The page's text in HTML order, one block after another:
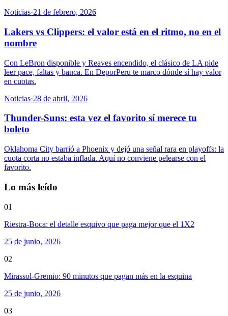
Noticias·21 de febrero, 2026
Lakers vs Clippers: el valor está en el ritmo, no en el
nombre
Con LeBron disponible y Reaves encendido, el clásico de LA pide
leer pace, faltas y banca. En DeporPeru te marco dónde sí hay valor
en cuotas.
Noticias·28 de abril, 2026
Thunder-Suns: esta vez el favorito sí merece tu
boleto
Oklahoma City barrió a Phoenix y dejó una señal rara en playoffs: la
cuota corta no estaba inflada. Aquí no conviene pelearse con el
favorito.
Lo más leído
01
Riestra-Boca: el detalle esquivo que paga mejor que el 1X2
25 de junio, 2026
02
Mirassol-Gremio: 90 minutos que pagan más en la esquina
25 de junio, 2026
03